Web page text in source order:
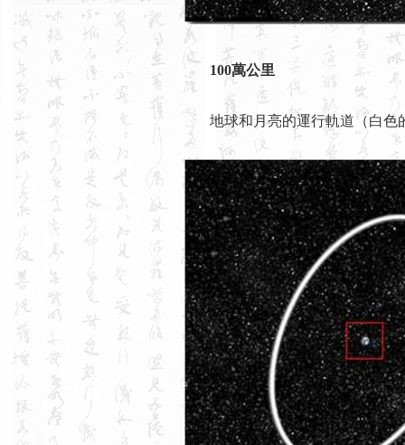
100萬公里
地球和月亮的運行軌道（白色